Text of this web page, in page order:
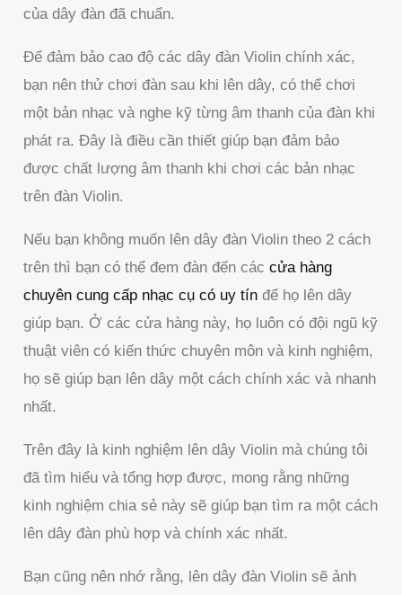
của dây đàn đã chuẩn.
Để đảm bảo cao độ các dây đàn Violin chính xác,
bạn nên thử chơi đàn sau khi lên dây, có thể chơi
một bản nhạc và nghe kỹ từng âm thanh của đàn khi
phát ra. Đây là điều cần thiết giúp bạn đảm bảo
được chất lượng âm thanh khi chơi các bản nhạc
trên đàn Violin.
Nếu bạn không muốn lên dây đàn Violin theo 2 cách
trên thì bạn có thể đem đàn đến cáccửa hàng
chuyên cung cấp nhạc cụ có uy tín để họ lên dây
giúp bạn. Ở các cửa hàng này, họ luôn có đội ngũ kỹ
thuật viên có kiến thức chuyên môn và kinh nghiệm,
họ sẽ giúp bạn lên dây một cách chính xác và nhanh
nhất.
Trên đây là kinh nghiệm lên dây Violin mà chúng tôi
đã tìm hiểu và tổng hợp được, mong rằng những
kinh nghiệm chia sẻ này sẽ giúp bạn tìm ra một cách
lên dây đàn phù hợp và chính xác nhất.
Bạn cũng nên nhớ rằng, lên dây đàn Violin sẽ ảnh